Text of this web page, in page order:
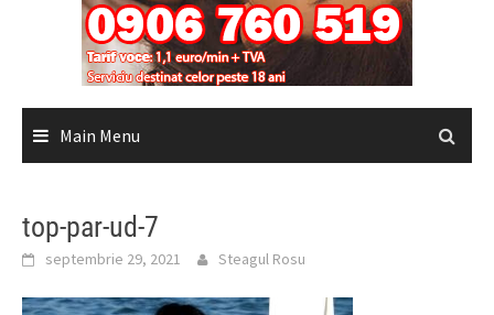
Main Menu
top-par-ud-7
septembrie 29, 2021 Steagul Rosu